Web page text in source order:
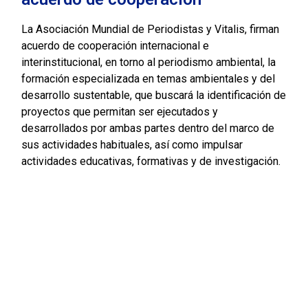
La Asociación Mundial de Periodistas y Vitalis, firman
acuerdo de cooperación internacional e
interinstitucional, en torno al periodismo ambiental, la
formación especializada en temas ambientales y del
desarrollo sustentable, que buscará la identificación de
proyectos que permitan ser ejecutados y
desarrollados por ambas partes dentro del marco de
sus actividades habituales, así como impulsar
actividades educativas, formativas y de investigación.